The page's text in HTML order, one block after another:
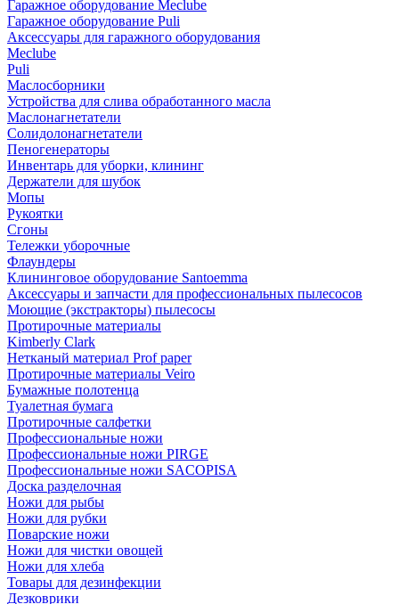
Гаражное оборудование Meclube
Гаражное оборудование Puli
Аксессуары для гаражного оборудования
Meclube
Puli
Маслосборники
Устройства для слива обработанного масла
Маслонагнетатели
Солидолонагнетатели
Пеногенераторы
Инвентарь для уборки, клининг
Держатели для шубок
Мопы
Рукоятки
Сгоны
Тележки уборочные
Флаундеры
Клининговое оборудование Santoemma
Аксессуары и запчасти для профессиональных пылесосов
Моющие (экстракторы) пылесосы
Протирочные материалы
Kimberly Clark
Нетканый материал Prof paper
Протирочные материалы Veiro
Бумажные полотенца
Туалетная бумага
Протирочные салфетки
Профессиональные ножи
Профессиональные ножи PIRGE
Профессиональные ножи SACOPISA
Доска разделочная
Ножи для рыбы
Ножи для рубки
Поварские ножи
Ножи для чистки овощей
Ножи для хлеба
Товары для дезинфекции
Дезковрики